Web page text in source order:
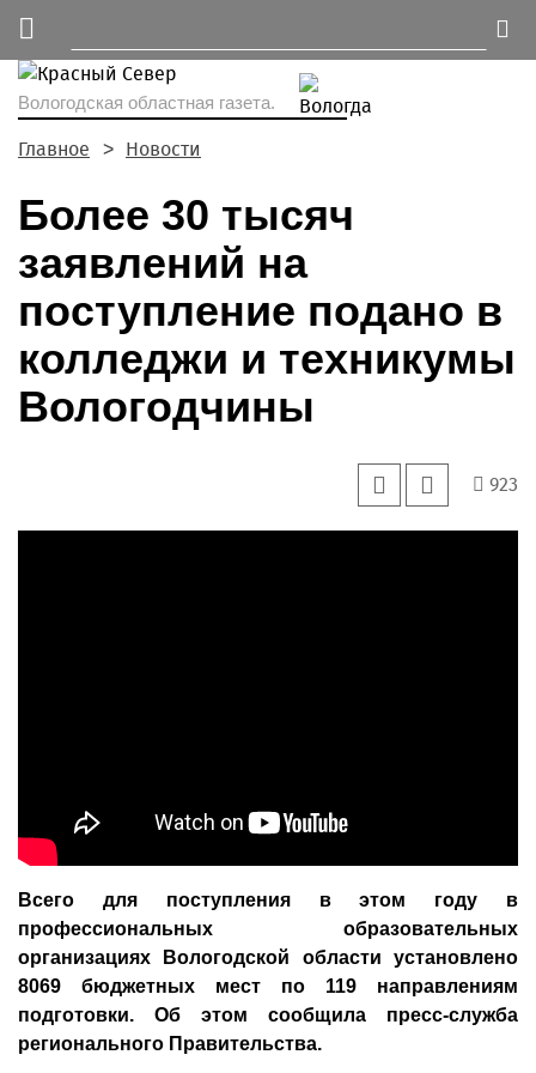
Вологодская областная газета.
Главное Новости
Более 30 тысяч
заявлений на
поступление подано в
колледжи и техникумы
Вологодчины
923
Всего для поступления в этом году в
профессиональных образовательных
организациях Вологодской области установлено
8069 бюджетных мест по 119 направлениям
подготовки. Об этом сообщила пресс-служба
регионального Правительства.